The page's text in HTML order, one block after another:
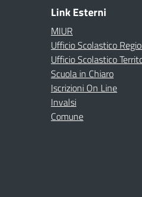
Link Esterni
MIUR
Ufficio Scolastico
Ufficio Scolastico
Scuola in Chiaro
Iscrizioni On Line
Invalsi
Comune